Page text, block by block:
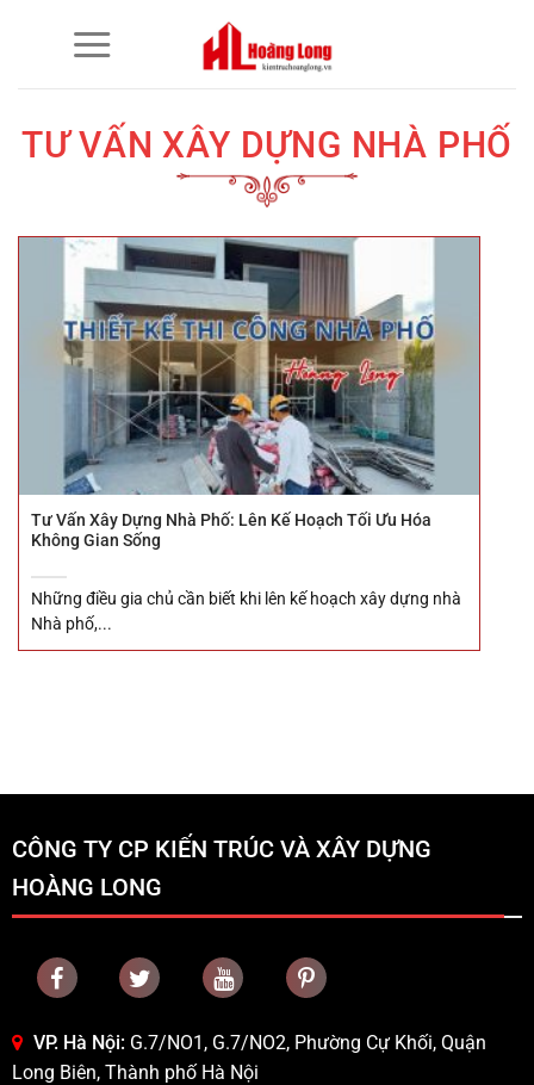
TƯ VẤN XÂY DỰNG NHÀ PHỐ
Tư Vấn Xây Dựng Nhà Phố: Lên Kế Hoạch Tối Ưu Hóa
Không Gian Sống
Những điều gia chủ cần biết khi lên kế hoạch xây dựng nhà
Nhà phố,...
CÔNG TY CP KIẾN TRÚC VÀ XÂY DỰNG
HOÀNG LONG
VP. Hà Nội: G.7/NO1, G.7/NO2, Phường Cự Khối, Quận
Long Biên, Thành phố Hà Nội